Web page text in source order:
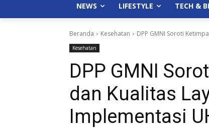
NEWS LIFESTYLE TECH &
Beranda Kesehatan DPP GMNI Soroti
Kesehatan
DPP GMNI
dan Kualitas
Implementasi